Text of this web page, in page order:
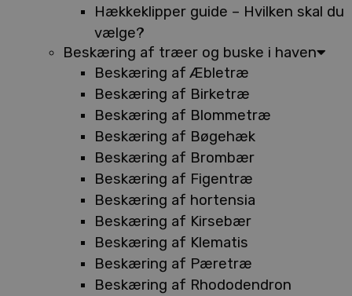
Hækkeklipper guide – Hvilken skal du
vælge?
Beskæring af træer og buske i haven
Beskæring af Æbletræ
Beskæring af Birketræ
Beskæring af Blommetræ
Beskæring af Bøgehæk
Beskæring af Brombær
Beskæring af Figentræ
Beskæring af hortensia
Beskæring af Kirsebær
Beskæring af Klematis
Beskæring af Pæretræ
Beskæring af Rhododendron